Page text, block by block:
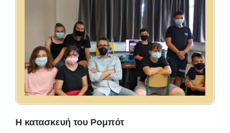
Η κατασκευή του Ρομπότ